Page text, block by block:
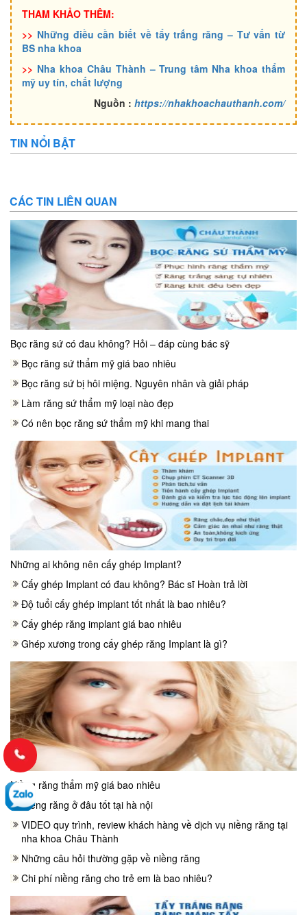
THAM KHẢO THÊM:
>> Những điều cần biết về tẩy trắng răng – Tư vấn từ
BS nha khoa
>> Nha khoa Châu Thành – Trung tâm Nha khoa thẩm
mỹ uy tín, chất lượng
Nguồn : https://nhakhoachauthanh.com/
TIN NỔI BẬT
CÁC TIN LIÊN QUAN
Bọc răng sứ có đau không? Hỏi – đáp cùng bác sỹ
Bọc răng sứ thẩm mỹ giá bao nhiêu
Bọc răng sứ bị hôi miệng. Nguyên nhân và giải pháp
Làm răng sứ thẩm mỹ loại nào đẹp
Có nên bọc răng sứ thẩm mỹ khi mang thai
Những ai không nên cấy ghép Implant?
Cấy ghép Implant có đau không? Bác sĩ Hoàn trả lời
Độ tuổi cấy ghép implant tốt nhất là bao nhiêu?
Cấy ghép răng implant giá bao nhiêu
Ghép xương trong cấy ghép răng Implant là gì?
Niềng răng thẩm mỹ giá bao nhiêu
Niềng răng ở đâu tốt tại hà nội
VIDEO quy trình, review khách hàng về dịch vụ niềng răng tại
nha khoa Châu Thành
Những câu hỏi thường gặp về niềng răng
Chi phí niềng răng cho trẻ em là bao nhiêu?